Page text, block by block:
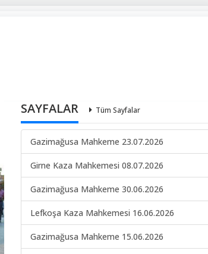
SAYFALAR Tüm Sayfalar
Gazimağusa Mahkeme 23.07.2026
Girne Kaza Mahkemesi 08.07.2026
Gazimağusa Mahkeme 30.06.2026
Lefkoşa Kaza Mahkemesi 16.06.2026
Gazimağusa Mahkeme 15.06.2026